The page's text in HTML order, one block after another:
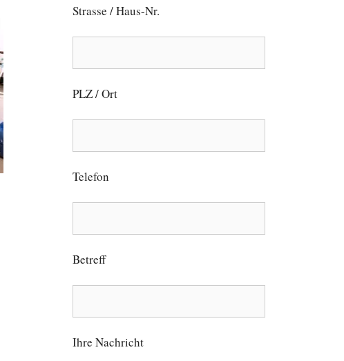
Strasse / Haus-Nr.
PLZ / Ort
Telefon
Betreff
Ihre Nachricht